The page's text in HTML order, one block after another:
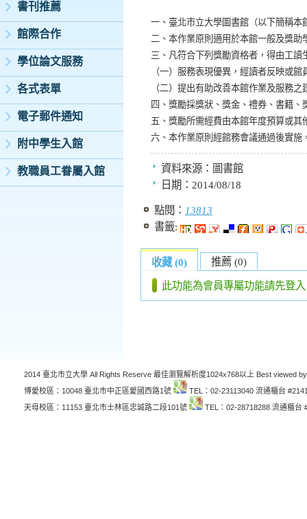
書刊推薦
館際合作
學位論文服務
各式表單
電子郵件通知
附中學生入館
教職員工眷屬入館
一、臺北市立大學圖書館（以下簡稱
二、本作業原則適用於本館一般及獎助
三、凡符合下列獎勵資格者，得由工
（一）服務表現優異，經讀者反映或
（二）提出有助改善本館作業及服務
四、獎勵採獎狀、獎金、禮券、書籍
五、獎勵所需經費由本館年度預算或
六、本作業原則經館務會議通過後實施
資料來源： 圖書館
日期： 2014/08/18
點閱： 13813
書籤:
收藏 (0) 推薦 (0)
此功能為會員專屬功能請先登入
2014 臺北市立大學 All Rights Reserve 最佳瀏覽解析度1024x768以上 Best viewed
博愛校區：10048 臺北市中正區愛國西路1號
TEL：02-23113040 流通櫃台
天母校區：11153 臺北市士林區忠誠路二段101號
TEL：02-28718288 流通櫃台